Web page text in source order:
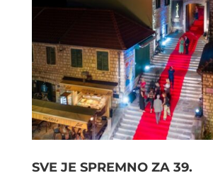
SVE JE SPREMNO ZA 39.